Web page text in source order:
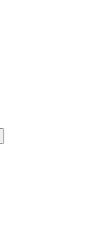
（应用内购买）
游戏